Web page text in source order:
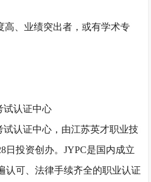
高、业绩突出者，或有学术专
试认证中心
试认证中心，由江苏英才职业技
日投资创办。JYPC是国内成立
认可、法律手续齐全的职业认证